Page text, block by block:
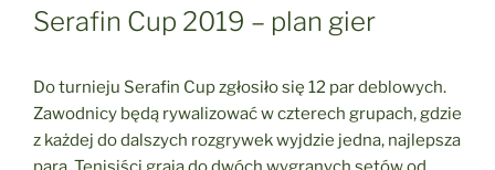
W
Serafin Cup 2019 – plan gier
Do turnieju Serafin Cup zgłosiło się 12 par deblowych.
Zawodnicy będą rywalizować w czterech grupach, gdzie
z każdej do dalszych rozgrywek wyjdzie jedna, najlepsza